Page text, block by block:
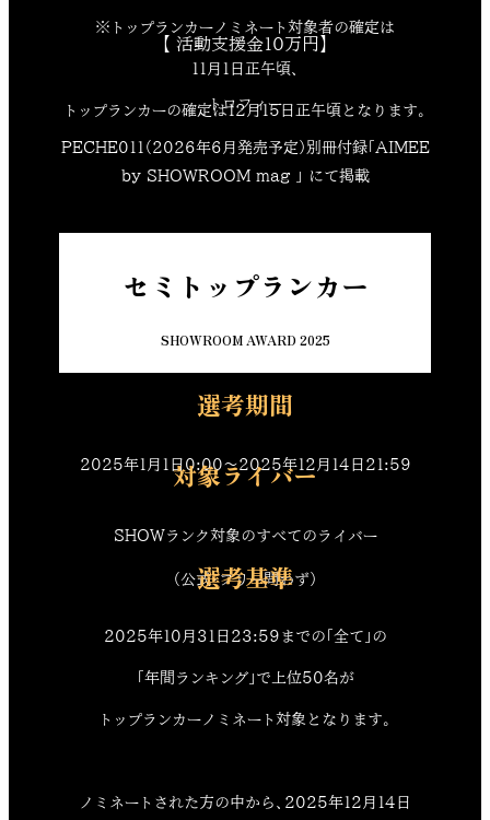
※トップランカーノミネート対象者の確定は
11月1日正午頃、
トップランカーの確定は12月15日正午頃となります。
【 活動支援金10万円】
トロフィー
PECHE011（2026年6月発売予定）別冊付録「AIMEE
by SHOWROOM mag 」 にて掲載
セミトップランカー
SHOWROOM AWARD 2025
選考期間
2025年1月1日0:00〜2025年12月14日21:59
対象ライバー
SHOWランク対象のすべてのライバー
（公式・フリー問わず）
選考基準
2025年10月31日23:59までの「全て」の
「年間ランキング」で上位50名が
トップランカーノミネート対象となります。
ノミネートされた方の中から、2025年12月14日